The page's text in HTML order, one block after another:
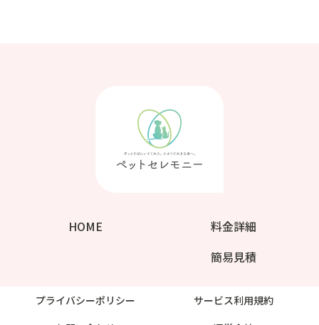
HOME
料金詳細
簡易見積
プライバシーポリシー
サービス利用規約